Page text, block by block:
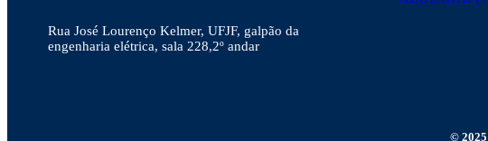
Rua José Lourenço Kelmer, UFJF, galpão da
engenharia elétrica, sala 228,2º andar
©